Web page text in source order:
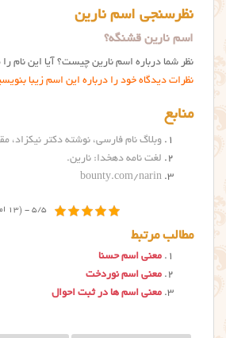
نظرسنجی اسم نارین
اسم نارین قشنگه؟
نظر شما درباره اسم نارین چیست؟ آیا این نام
نظرات دیدگاه خود را درباره این اسم زیبا
منابع
وبلاگ نام فارسی، نوشته دکتر نیکزاد،
لغت نامه دهخدا: نارین.
bounty.com/narin
5/5 - (13 امتیاز)
مطالب مرتبط
معنی اسم حسنا
معنی اسم نوردخت
معنی اسم ها در ثبت احوال